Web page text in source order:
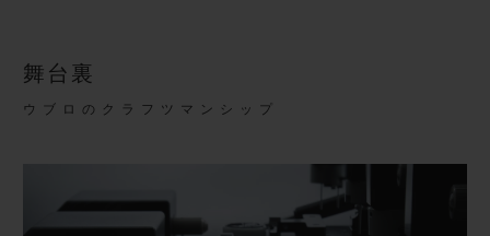
舞台裏
ウブロのクラフツマンシップ